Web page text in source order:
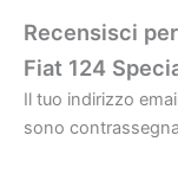
Recensisci
Fiat 124
Il tuo indirizzo
sono